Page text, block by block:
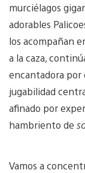
murciélagos
adorables
los acompañan
a la caza,
encantadora por
jugabilidad
afinado por
hambriento de
Vamos a